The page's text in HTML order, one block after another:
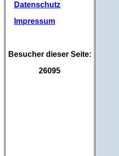
Datenschutz
Impressum
Besucher dieser Seite:
26095